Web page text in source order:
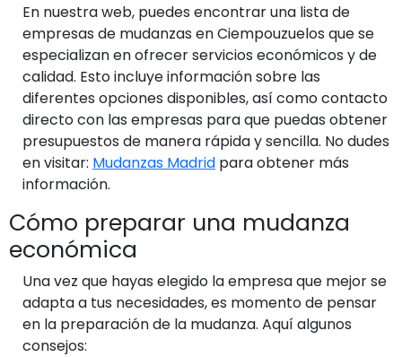
En nuestra web, puedes encontrar una lista de
empresas de mudanzas en Ciempouzuelos que se
especializan en ofrecer servicios económicos y de
calidad. Esto incluye información sobre las
diferentes opciones disponibles, así como contacto
directo con las empresas para que puedas obtener
presupuestos de manera rápida y sencilla. No dudes
en visitar: Mudanzas Madrid para obtener más
información.
Cómo preparar una mudanza
económica
Una vez que hayas elegido la empresa que mejor se
adapta a tus necesidades, es momento de pensar
en la preparación de la mudanza. Aquí algunos
consejos: